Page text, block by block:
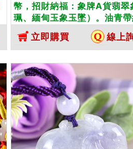
幣，招財納福：象牌A貨翡翠
珮、緬甸玉象玉墜）。油青
帶俏色仿古象，EN002。客
做各種翡翠象吊墜玉珮項鍊
A貨翡翠雙證書
立即購買 線上